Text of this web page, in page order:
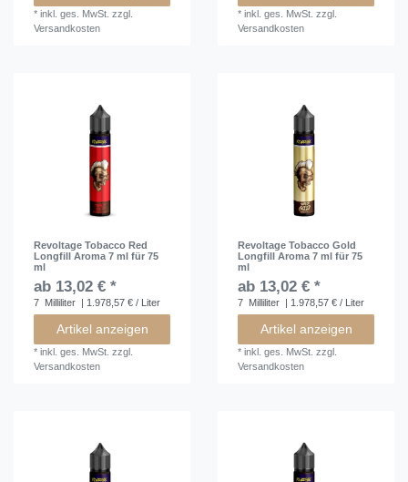
*inkl. ges. MwSt. zzgl.
Versandkosten
*inkl. ges. MwSt. zzgl.
Versandkosten
Revoltage Tobacco Red
Longfill Aroma 7 ml für 75
ml
ab 13,02 € *
7 Milliliter | 1.978,57 € / Liter
Artikel anzeigen
*inkl. ges. MwSt. zzgl.
Versandkosten
Revoltage Tobacco Gold
Longfill Aroma 7 ml für 75
ml
ab 13,02 € *
7 Milliliter | 1.978,57 € / Liter
Artikel anzeigen
*inkl. ges. MwSt. zzgl.
Versandkosten